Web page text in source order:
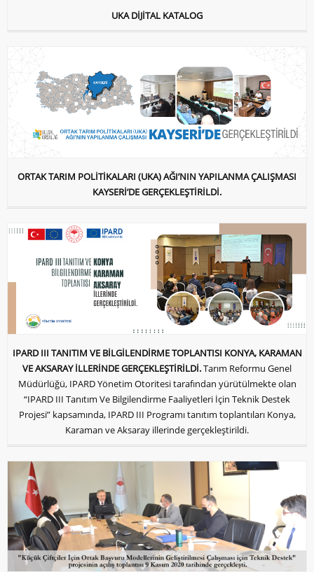
UKA DİJİTAL KATALOG
ORTAK TARIM POLİTİKALARI (UKA) AĞI’NIN YAPILANMA ÇALIŞMASI
KAYSERİ’DE GERÇEKLEŞTİRİLDİ.
IPARD III TANITIM VE BİLGİLENDİRME TOPLANTISI KONYA, KARAMAN
VE AKSARAY İLLERİNDE GERÇEKLEŞTİRİLDİ.Tarım Reformu Genel
Müdürlüğü, IPARD Yönetim Otoritesi tarafından yürütülmekte olan
“IPARD III Tanıtım Ve Bilgilendirme Faaliyetleri İçin Teknik Destek
Projesi” kapsamında, IPARD III Programı tanıtım toplantıları Konya,
Karaman ve Aksaray illerinde gerçekleştirildi.